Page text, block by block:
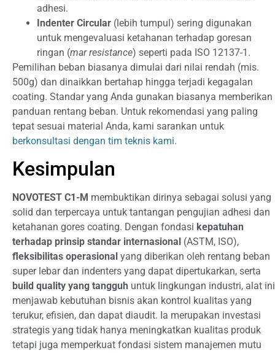
adhesi.
Indenter Circular (lebih tumpul) sering digunakan
untuk mengevaluasi ketahanan terhadap goresan
ringan (mar resistance) seperti pada ISO 12137-1.
Pemilihan beban biasanya dimulai dari nilai rendah (mis.
500g) dan dinaikkan bertahap hingga terjadi kegagalan
coating. Standar yang Anda gunakan biasanya memberikan
panduan rentang beban. Untuk rekomendasi yang paling
tepat sesuai material Anda, kami sarankan untuk
berkonsultasi dengan tim teknis kami.
Kesimpulan
NOVOTEST C1-M membuktikan dirinya sebagai solusi yang
solid dan terpercaya untuk tantangan pengujian adhesi dan
ketahanan gores coating. Dengan fondasi kepatuhan
terhadap prinsip standar internasional (ASTM, ISO),
fleksibilitas operasional yang diberikan oleh rentang beban
super lebar dan indenters yang dapat dipertukarkan, serta
build quality yang tangguh untuk lingkungan industri, alat ini
menjawab kebutuhan bisnis akan kontrol kualitas yang
terukur, efisien, dan dapat diaudit. Ia merupakan investasi
strategis yang tidak hanya meningkatkan kualitas produk
tetapi juga memperkuat fondasi sistem manajemen mutu